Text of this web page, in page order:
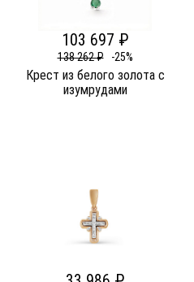
103 697 ₽
138 262 ₽ -25%
Крест из белого золота c
изумрудами